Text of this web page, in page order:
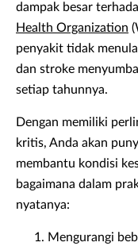
dampak besar
Health Organization
penyakit tidak
dan stroke
setiap tahunnya.
Dengan memiliki
kritis, Anda akan
membantu kondisi
bagaimana dalam
nyatanya:
Mengurangi